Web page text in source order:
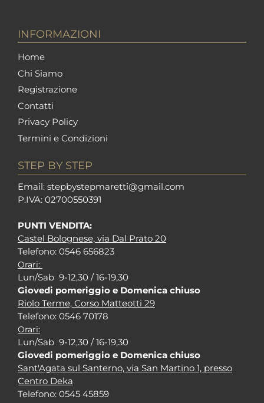
INFORMAZIONI
Home
Chi Siamo
Registrazione
Contatti
Privacy Policy
Termini e Condizioni
STEP BY STEP
Email: stepbystepmaretti@gmail.com
P.IVA: 02700550391
PUNTI VENDITA:
Castel Bolognese, via Dal Prato 20
Telefono: 0546 656823
Orari:
Lun/Sab 9-12,30 / 16-19,30
Giovedi pomeriggio e Domenica chiuso
Riolo Terme, Corso Matteotti 29
Telefono: 0546 70178
Orari:
Lun/Sab 9-12,30 / 16-19,30
Giovedi pomeriggio e Domenica chiuso
Sant'Agata sul Santerno, via San Martino 1, presso
Centro Deka
Telefono: 0545 45859